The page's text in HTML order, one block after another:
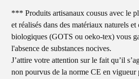
*** Produits artisanaux cousus avec le
et réalisés dans des matériaux naturels et
biologiques (GOTS ou oeko-tex) vous
l'absence de substances nocives.
J’attire votre attention sur le fait qu’il
non pourvus de la norme CE en vigueur